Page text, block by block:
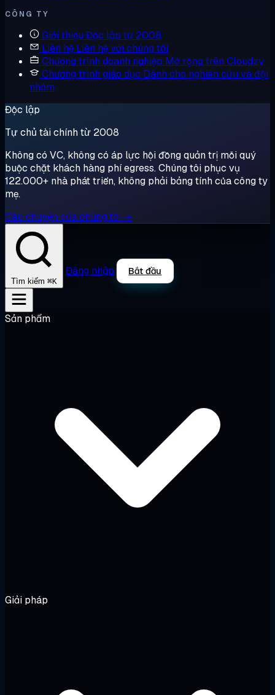
CÔNG TY
Giới thiệu Độc lập từ 2008
Liên hệ Liên hệ với chúng tôi
Chương trình doanh nghiệp Mở rộng trên Cloudzy
Chương trình giáo dục Dành cho nghiên cứu và đội
nhóm
Độc lập
Tự chủ tài chính từ 2008
Không có VC, không có áp lực hội đồng quản trị mỗi quý
buộc chặt khách hàng phí egress. Chúng tôi phục vụ
122.000+ nhà phát triển, không phải bảng tính của công ty
mẹ.
Câu chuyện của chúng tôi →
Tìm kiếm ⌘K
Đăng nhập Bắt đầu
Sản phẩm
Giải pháp